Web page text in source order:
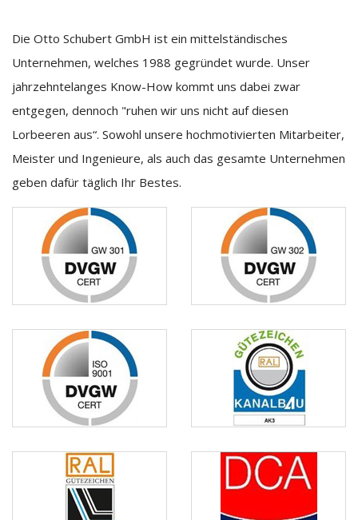
Die Otto Schubert GmbH ist ein mittelständisches
Unternehmen, welches 1988 gegründet wurde. Unser
jahrzehntelanges Know-How kommt uns dabei zwar
entgegen, dennoch "ruhen wir uns nicht auf diesen
Lorbeeren aus“. Sowohl unsere hochmotivierten Mitarbeiter,
Meister und Ingenieure, als auch das gesamte Unternehmen
geben dafür täglich Ihr Bestes.